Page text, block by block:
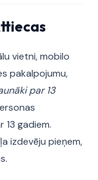
vietni, mobilo
pakalpojumu,
par 13
13 gadiem.
izdevēju pieņem,